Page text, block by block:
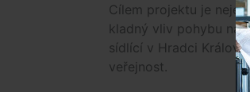
Cílem projektu je
kladný vliv pohybu na
sídlící v Hradci
veřejnost.